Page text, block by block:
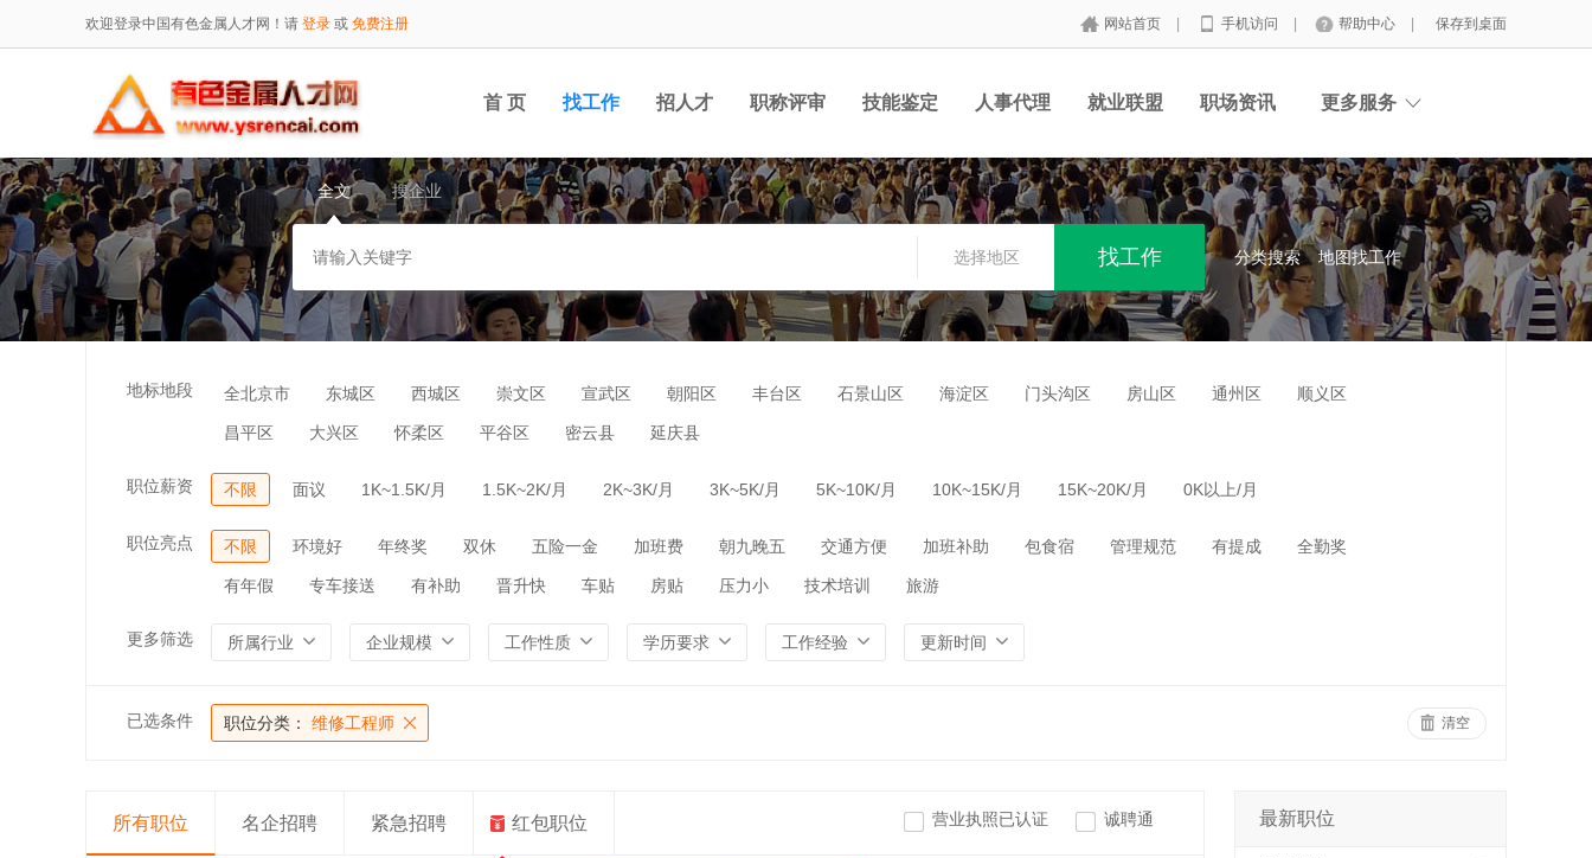
欢迎登录中国有色金属人才网！请 登录 或 免费注册 网站首页 手机访问 帮助中心 保存到桌面
首 页 找工作 招人才 职称评审 技能鉴定 人事代理 就业联盟 职场资讯 更多服务
全文 搜企业
选择地区 分类搜索 地图找工作
地标地段 全北京市 东城区 西城区 崇文区 宣武区 朝阳区 丰台区 石景山区 海淀区 门头沟区 房山区 通州区 顺义区
昌平区 大兴区 怀柔区 平谷区 密云县 延庆县
职位薪资 不限 面议 1K~1.5K/月 1.5K~2K/月 2K~3K/月 3K~5K/月 5K~10K/月 10K~15K/月 15K~20K/月 0K以上/月
职位亮点 不限 环境好 年终奖 双休 五险一金 加班费 朝九晚五 交通方便 加班补助 包食宿 管理规范 有提成 全勤奖
有年假 专车接送 有补助 晋升快 车贴 房贴 压力小 技术培训 旅游
更多筛选 所属行业 企业规模 工作性质 学历要求 工作经验 更新时间
已选条件 职位分类： 维修工程师 清空
所有职位 名企招聘 紧急招聘 红包职位 营业执照已认证 诚聘通 最新职位